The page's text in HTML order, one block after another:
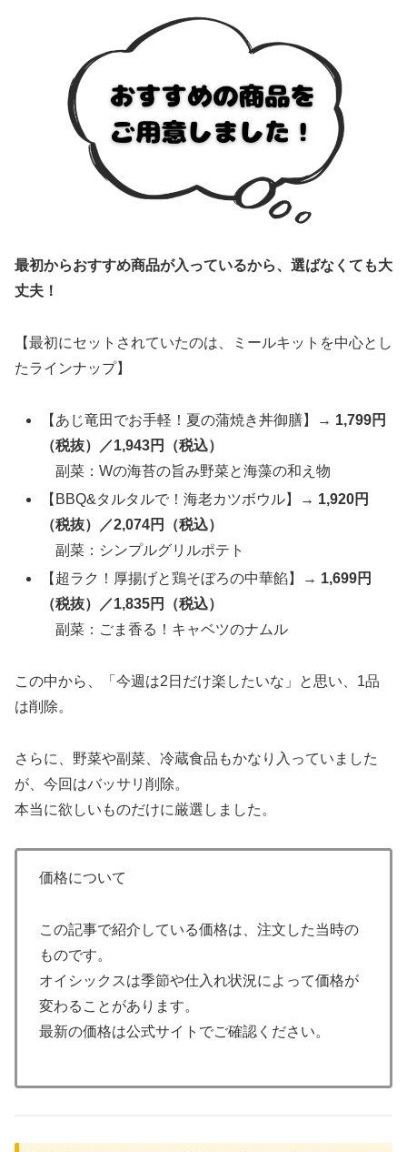
最初からおすすめ商品が入っているから、選ばなくても大
丈夫！
【最初にセットされていたのは、ミールキットを中心とし
たラインナップ】
【あじ竜田でお手軽！夏の蒲焼き丼御膳】→ 1,799円
（税抜）／1,943円（税込）
副菜：Wの海苔の旨み野菜と海藻の和え物
【BBQ&タルタルで！海老カツボウル】→ 1,920円
（税抜）／2,074円（税込）
副菜：シンプルグリルポテト
【超ラク！厚揚げと鶏そぼろの中華餡】→ 1,699円
（税抜）／1,835円（税込）
副菜：ごま香る！キャベツのナムル
この中から、「今週は2日だけ楽したいな」と思い、1品
は削除。
さらに、野菜や副菜、冷蔵食品もかなり入っていました
が、今回はバッサリ削除。
本当に欲しいものだけに厳選しました。
価格について
この記事で紹介している価格は、注文した当時の
ものです。
オイシックスは季節や仕入れ状況によって価格が
変わることがあります。
最新の価格は公式サイトでご確認ください。